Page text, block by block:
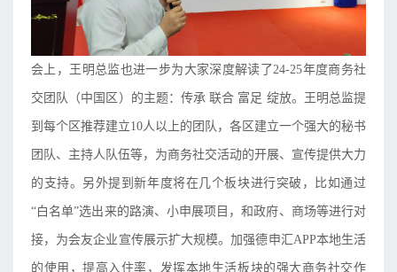
会上，王明总监也进一步为大家深度解读了24-25年度商务社
交团队（中国区）的主题：传承 联合 富足 绽放。王明总监提
到每个区推荐建立10人以上的团队，各区建立一个强大的秘书
团队、主持人队伍等，为商务社交活动的开展、宣传提供大力
的支持。另外提到新年度将在几个板块进行突破，比如通过
“白名单”选出来的路演、小申展项目，和政府、商场等进行对
接，为会友企业宣传展示扩大规模。加强德申汇APP本地生活
的使用，提高入住率，发挥本地生活板块的强大商务社交作